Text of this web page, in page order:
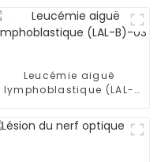
grandes cellules B
(LDGCB) avec mutation
du gène TP53
Leucémie aiguë
lymphoblastique (LAL-